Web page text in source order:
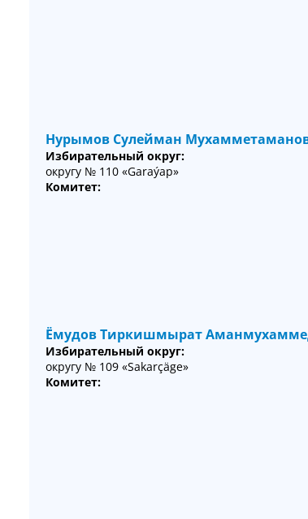
Нурымов Сулейман
Избирательный округ:
округу № 110 «Garaýap»
Комитет:
Ёмудов Тиркишмырат
Избирательный округ:
округу № 109 «Sakarçäge»
Комитет: